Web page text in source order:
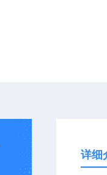
详细